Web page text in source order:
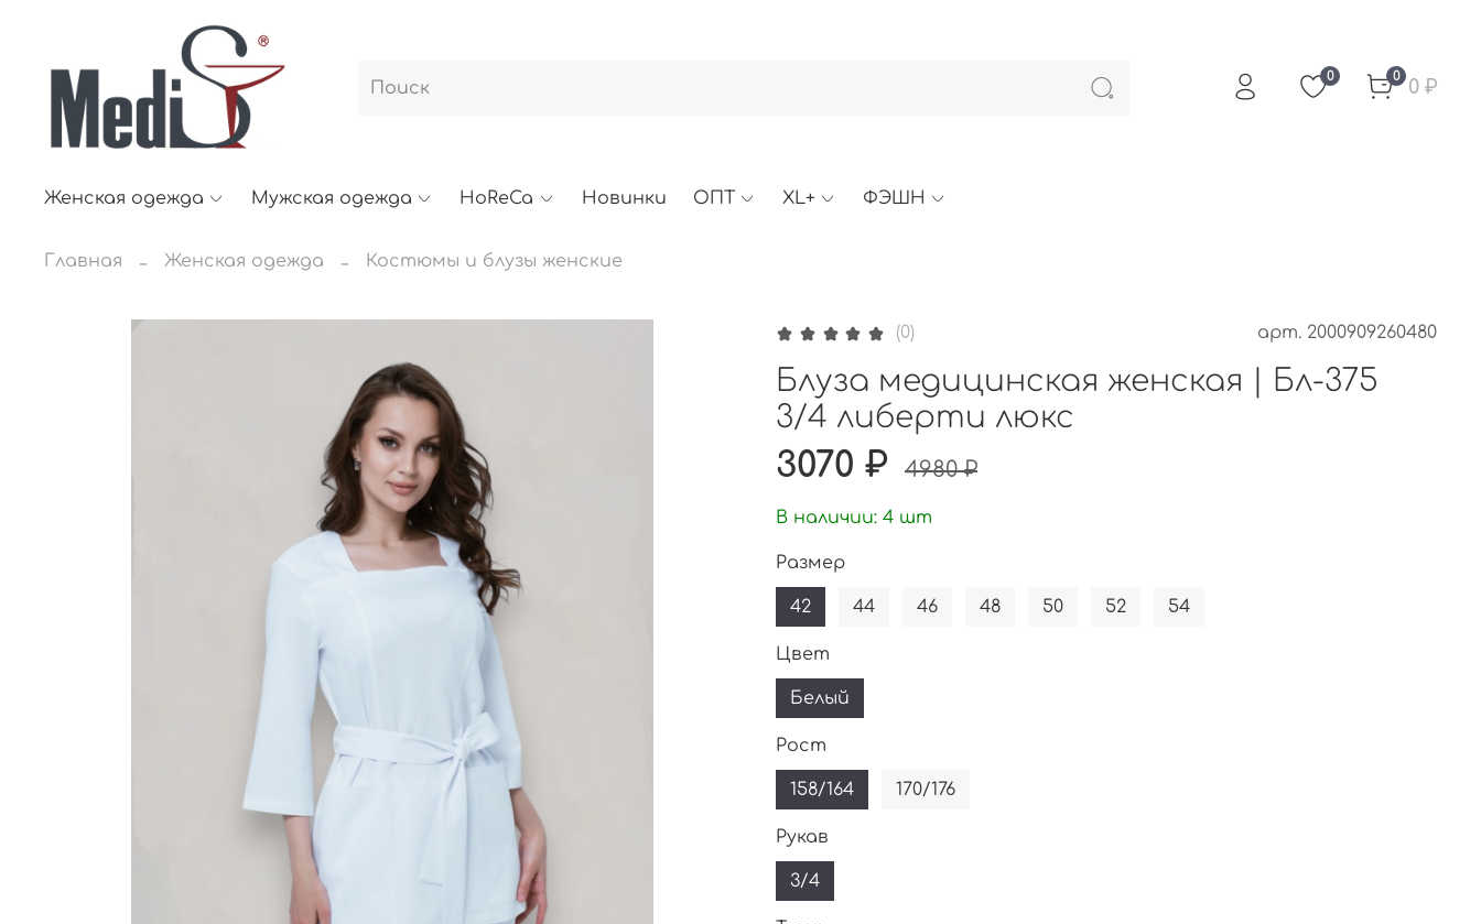
0 0 0 ₽
Женская одежда Мужская одежда HoReCa Новинки ОПТ XL+ ФЭШН
Главная Женская одежда Костюмы и блузы женские
(0) арт. 2000909260480
Блуза медицинская женская | Бл-375
3/4 либерти люкс
3070 ₽ 4980 ₽
В наличии: 4 шт
Размер
42 44 46 48 50 52 54
Цвет
Белый
Рост
158/164 170/176
Рукав
3/4